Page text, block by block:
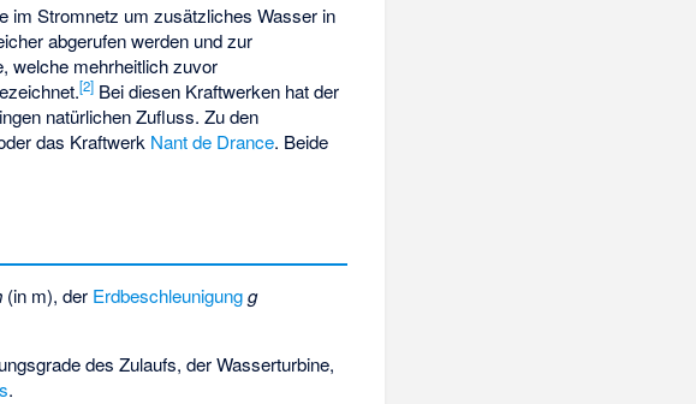
im Stromnetz um zusätzliches Wasser in
abgerufen werden und zur
welche mehrheitlich zuvor
[2] Bei diesen Kraftwerken hat der
natürlichen Zufluss. Zu den
das Kraftwerk Nant de Drance. Beide
(in m), der Erdbeschleunigung g
des Zulaufs, der Wasserturbine,
.